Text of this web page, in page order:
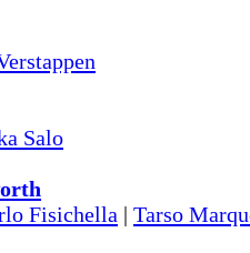
Salo
Fisichella | Tarso